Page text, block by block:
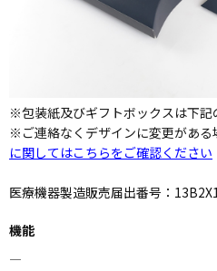
※包装紙及びギフトボックスは下記
※ご連絡なくデザインに変更がある
に関してはこちらをご確認ください
医療機器製造販売届出番号：
機能
―